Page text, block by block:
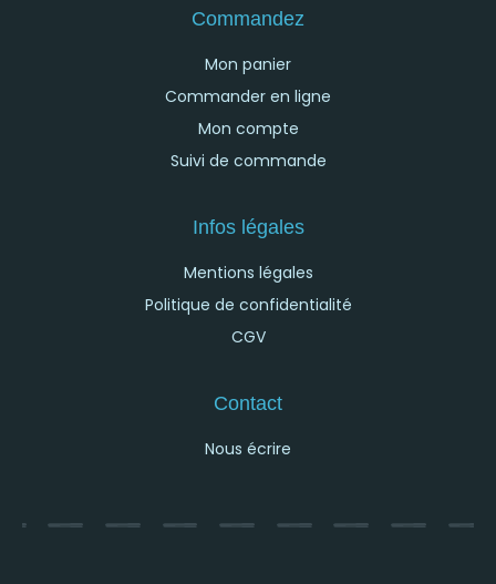
Commandez
Mon panier
Commander en ligne
Mon compte
Suivi de commande
Infos légales
Mentions légales
Politique de confidentialité
CGV
Contact
Nous écrire